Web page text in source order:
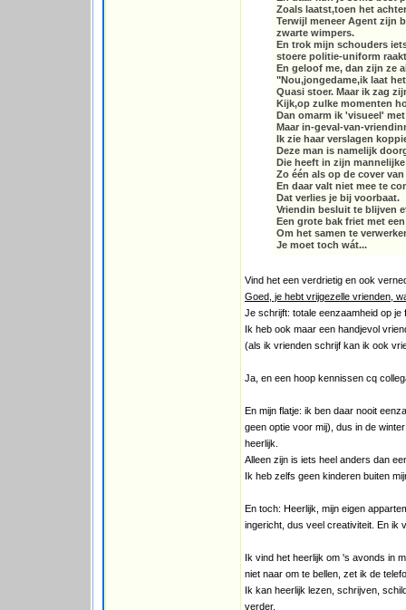
Zoals laatst,toen het
Terwijl meneer Agent zijn
zwarte wimpers.
En trok mijn schouders
stoere politie-uniform
En geloof me, dan zijn ze
"Nou,jongedame,ik laat
Quasi stoer. Maar ik zag
Kijk,op zulke momenten
Dan omarm ik 'visueel'
Maar in-geval-van-
Ik zie haar verslagen
Deze man is namelijk
Die heeft in zijn
Zo één als op de cover
En daar valt niet mee te
Dat verlies je bij voorbaat.
Vriendin besluit te blijven
Een grote bak friet met
Om het samen te
Je moet toch wát...
Vind het een verdrietig en ook
Goed, je hebt vrijgezelle vrienden,
Je schrijft: totale eenzaamheid op
Ik heb ook maar een handjevol
(als ik vrienden schrijf kan ik ook
Ja, en een hoop kennissen cq
En mijn flatje: ik ben daar nooit
geen optie voor mij), dus in de
heerlijk.
Alleen zijn is iets heel anders dan
Ik heb zelfs geen kinderen buiten
En toch: Heerlijk, mijn eigen
ingericht, dus veel creativiteit. En ik
Ik vind het heerlijk om 's avonds in
niet naar om te bellen, zet ik de
Ik kan heerlijk lezen, schrijven,
verder.